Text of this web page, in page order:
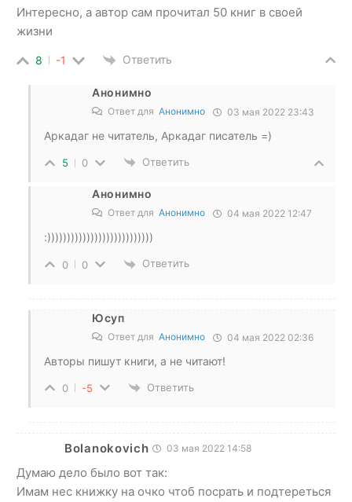
Интересно, а автор сам прочитал 50 книг в своей
жизни
8 -1 Ответить
Анонимно
Ответ для Анонимно 03 мая 2022 23:43
Аркадаг не читатель, Аркадаг писатель =)
5 0 Ответить
Анонимно
Ответ для Анонимно 04 мая 2022 12:47
:)))))))))))))))))))))))))))
0 0 Ответить
Юсуп
Ответ для Анонимно 04 мая 2022 02:36
Авторы пишут книги, а не читают!
0 -5 Ответить
Bolanokovich 03 мая 2022 14:58
Думаю дело было вот так:
Имам нес книжку на очко чтоб посрать и подтереться